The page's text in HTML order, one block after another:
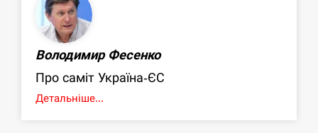
Володимир Фесенко
Про саміт Україна-ЄС
Детальніше...